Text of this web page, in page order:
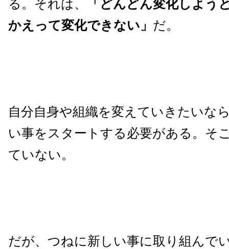
る。それは、
「どんどん変化しよう
かえって変化できない」 だ。
自分自身や組織を変えていきたいな
い事をスタートする必要がある。そ
ていない。
だが、つねに新しい事に取り組んで